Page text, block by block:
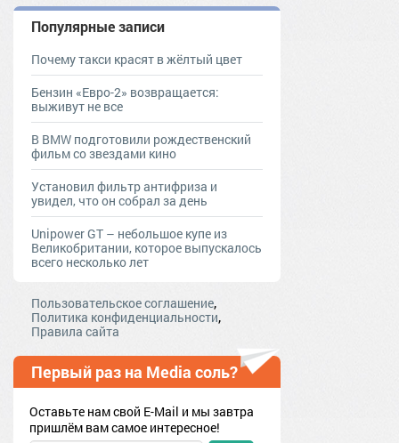
Популярные записи
Почему такси красят в жёлтый цвет
Бензин «Евро-2» возвращается:
выживут не все
В BMW подготовили рождественский
фильм со звездами кино
Установил фильтр антифриза и
увидел, что он собрал за день
Unipower GT – небольшое купе из
Великобритании, которое выпускалось
всего несколько лет
Пользовательское соглашение,
Политика конфиденциальности,
Правила сайта
Первый раз на Media соль?
Оставьте нам свой E-Mail и мы завтра
пришлём вам самое интересное!